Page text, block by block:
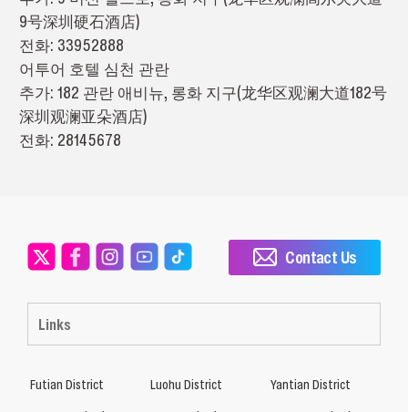
9号深圳硬石酒店)
전화: 33952888
어투어 호텔 심천 관란
추가: 182 관란 애비뉴, 롱화 지구(龙华区观澜大道182号
深圳观澜亚朵酒店)
전화: 28145678
Links
Contact Us
Futian District Luohu District
Yantian District